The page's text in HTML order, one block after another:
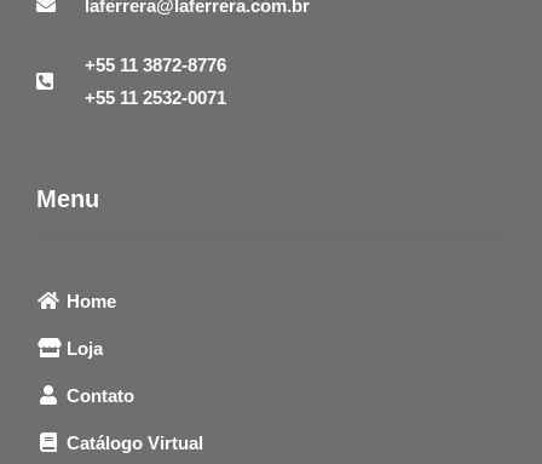
laferrera@laferrera.com.br
+55 11 3872-8776
+55 11 2532-0071
Menu
Home
Loja
Contato
Catálogo Virtual